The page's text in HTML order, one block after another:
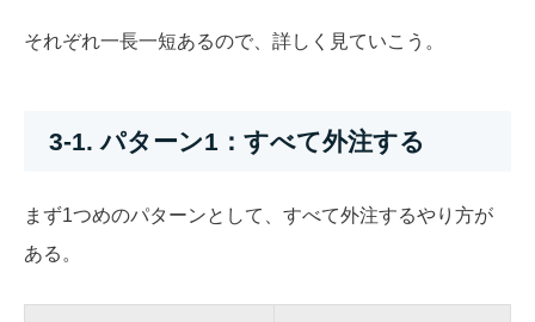
それぞれ一長一短あるので、詳しく見ていこう。
3-1. パターン1：すべて外注する
まず1つめのパターンとして、すべて外注するやり方が
ある。